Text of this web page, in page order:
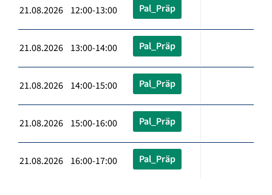
21.08.2026 12:00-13:00 Pal_Präp
21.08.2026 13:00-14:00 Pal_Präp
21.08.2026 14:00-15:00 Pal_Präp
21.08.2026 15:00-16:00 Pal_Präp
21.08.2026 16:00-17:00 Pal_Präp